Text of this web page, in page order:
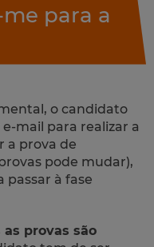
para a
o candidato
mail para realizar a
a prova de
pode mudar),
passar à fase
as provas são